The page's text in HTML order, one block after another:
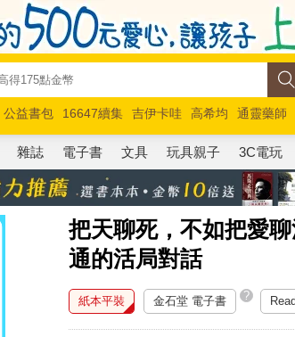
公益書包 16647續集 吉伊卡哇 高希均
通靈藥師
馬斯克 玩具總動員5 超慢跑
雜誌 電子書 文具 玩具親子 3C電玩
把天聊死，不如把愛
通的活局對話
紙本平裝 金石堂 電子書 ?